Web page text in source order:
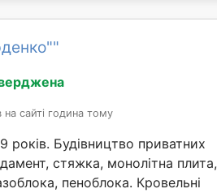
на сайті година тому
років. Будівництво приватних
стяжка, монолітна плита,
пеноблока. Кровельні